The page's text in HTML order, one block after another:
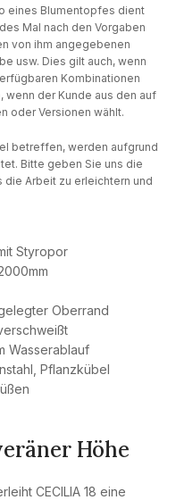
Styropor
Oberrand
Wasserablauf
Pflanzkübel
Höhe
CECILIA 18 eine
eines Blumentopfes dient
Mal nach den Vorgaben
von ihm angegebenen
usw. Dies gilt auch, wenn
Kombinationen
wenn der Kunde aus den auf
oder Versionen wählt.
betreffen, werden aufgrund
Bitte geben Sie uns die
Arbeit zu erleichtern und